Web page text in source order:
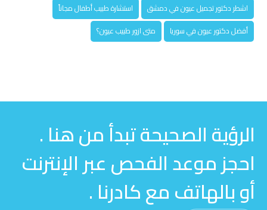
اشطر دكتور تجميل عيون في دمشق
استشارة طبيب أطفال مجاناً
أفضل دكتور عيون في سوريا
متى ازور طبيب عيون؟
الرؤية الصحيحة تبدأ من هنا .
احجز موعد الفحص عبر الإنترنت
أو بالهاتف مع كادرنا .